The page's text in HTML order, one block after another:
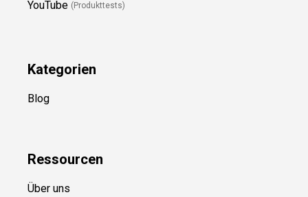
YouTube (Produkttests)
Kategorien
Blog
Ressourcen
Über uns